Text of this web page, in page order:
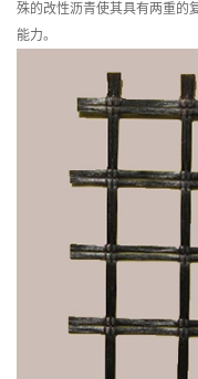
殊的改性沥青使其具有两重的
能力。